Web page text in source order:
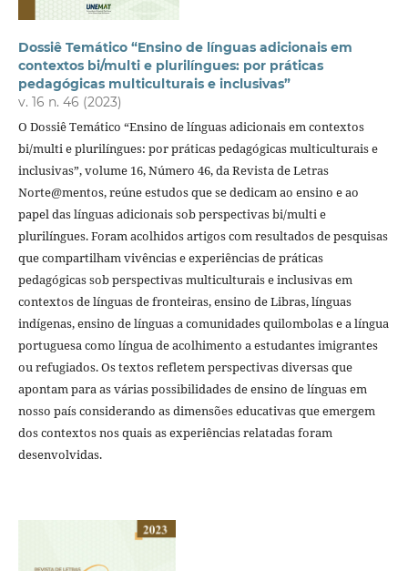
Dossiê Temático “Ensino de línguas adicionais em
contextos bi/multi e plurilíngues: por práticas
pedagógicas multiculturais e inclusivas”
v. 16 n. 46 (2023)
O Dossiê Temático “Ensino de línguas adicionais em contextos
bi/multi e plurilíngues: por práticas pedagógicas multiculturais e
inclusivas”, volume 16, Número 46, da Revista de Letras
Norte@mentos, reúne estudos que se dedicam ao ensino e ao
papel das línguas adicionais sob perspectivas bi/multi e
plurilíngues. Foram acolhidos artigos com resultados de pesquisas
que compartilham vivências e experiências de práticas
pedagógicas sob perspectivas multiculturais e inclusivas em
contextos de línguas de fronteiras, ensino de Libras, línguas
indígenas, ensino de línguas a comunidades quilombolas e a língua
portuguesa como língua de acolhimento a estudantes imigrantes
ou refugiados. Os textos refletem perspectivas diversas que
apontam para as várias possibilidades de ensino de línguas em
nosso país considerando as dimensões educativas que emergem
dos contextos nos quais as experiências relatadas foram
desenvolvidas.